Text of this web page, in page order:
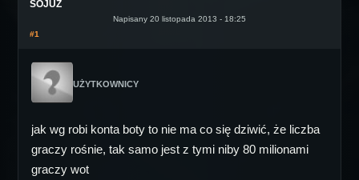
SOJUZ
Napisany 20 listopada 2013 - 18:25
#1
UŻYTKOWNICY
jak wg robi konta boty to nie ma co się dziwić, że liczba
graczy rośnie, tak samo jest z tymi niby 80 milionami
graczy wot